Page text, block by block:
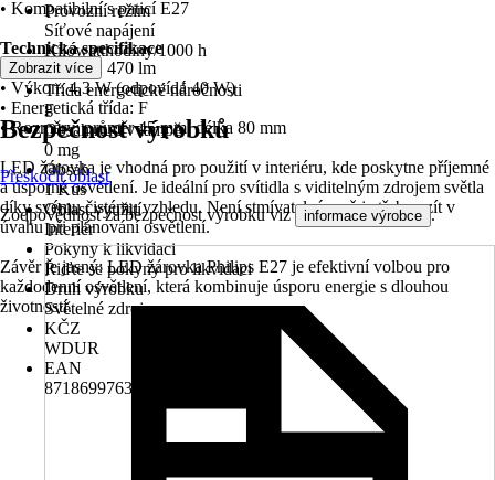
Provozní režim
Síťové napájení
Kilowatthodiny/1000 h
5 kWh
Třída energetické náročnosti
F
Obsah rtuti v lampě
0 mg
Obsah
1 Kus
Oblast využití
Interiér
Pokyny k likvidaci
Řiďte se pokyny pro likvidaci
Druh výrobku
Světelné zdroje
KČZ
WDUR
EAN
8718699763176
• Kompatibilní s paticí E27
Technická specifikace
• Světelný tok: 470 lm
• Výkon: 4,3 W (odpovídá 40 W)
• Energetická třída: F
• Rozměry: průměr 45 mm, délka 80 mm
LED žárovka je vhodná pro použití v interiéru, kde poskytne příjemné
a úsporné osvětlení. Je ideální pro svítidla s viditelným zdrojem světla
díky svému čistému vzhledu. Není stmívatelná, což je třeba vzít v
úvahu při plánování osvětlení.
Závěr je jasný: LED žárovka Philips E27 je efektivní volbou pro
každodenní osvětlení, která kombinuje úsporu energie s dlouhou
životností.
Zobrazit více
Bezpečnost výrobků
Přeskočit oblast
Zodpovědnost za bezpečnost výrobku viz informace výrobce .